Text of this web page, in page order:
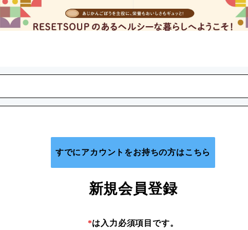
すでにアカウントをお持ちの方はこちら
新規会員登録
*は入力必須項目です。